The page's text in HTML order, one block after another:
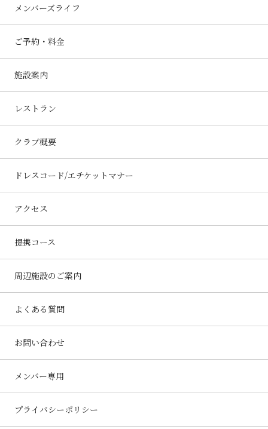
メンバーズライフ
ご予約・料金
施設案内
レストラン
クラブ概要
ドレスコード/エチケットマナー
アクセス
提携コース
周辺施設のご案内
よくある質問
お問い合わせ
メンバー専用
プライバシーポリシー